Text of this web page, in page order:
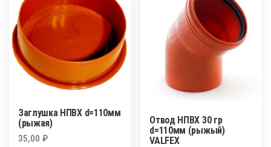
Заглушка НПВХ d=110мм
(рыжая)
35,00 ₽
Отвод НПВХ 30 гр
d=110мм (рыжый)
VALFEX